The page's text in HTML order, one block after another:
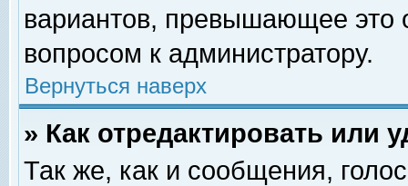
вариантов, превышающее это
вопросом к администратору.
Вернуться наверх
» Как отредактировать или
Так же, как и сообщения,